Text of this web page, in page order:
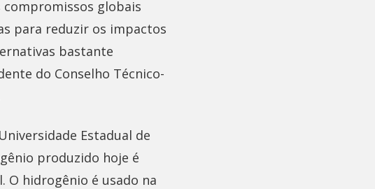
globais
para reduzir os impactos
bastante
do Conselho Técnico-
Estadual de
produzido hoje é
O hidrogênio é usado na